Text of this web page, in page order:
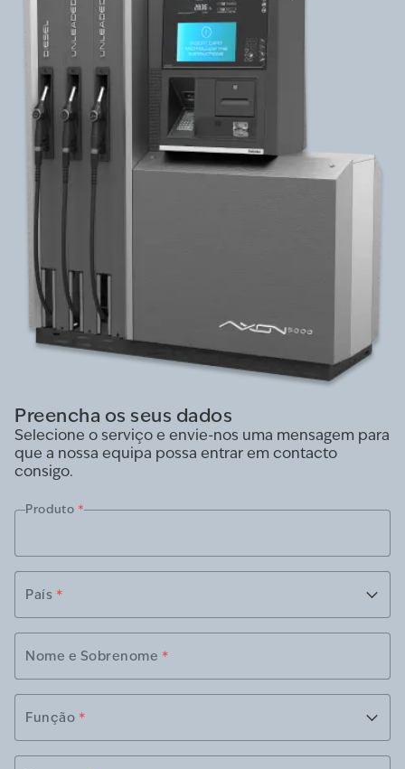
Preencha os seus dados
Selecione o serviço e envie-nos uma mensagem para
que a nossa equipa possa entrar em contacto
consigo.
Produto *
País *
Nome e Sobrenome *
Função *